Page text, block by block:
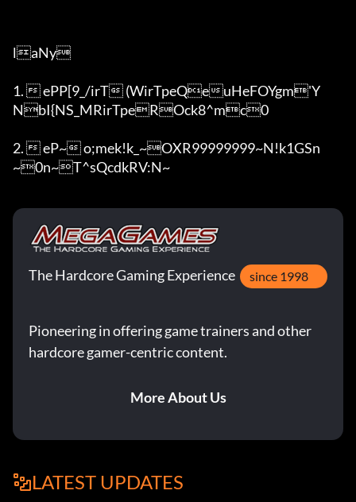
laNy
1.  ePP[9_/irT (WirTpeQeuHeFOYgm'Y
NbI{NS_MRirTpeROck8^mc0
2.  eP~ o;mek!k_~OXR99999999~N!k1GSn
~0n~T^sQcdkRV:N~
The Hardcore Gaming Experience since 1998
Pioneering in offering game trainers and other
hardcore gamer-centric content.
More About Us
LATEST UPDATES